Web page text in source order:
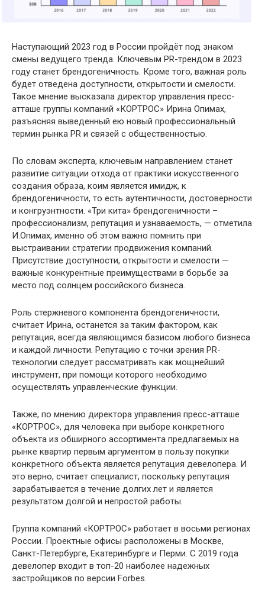
Наступающий 2023 год в России пройдёт под знаком
смены ведущего тренда. Ключевым PR-трендом в 2023
году станет брендогеничность. Кроме того, важная роль
будет отведена доступности, открытости и смелости.
Такое мнение высказала директор управления пресс-
атташе группы компаний «КОРТРОС» Ирина Опимах,
разъясняя выведенный ею новый профессиональный
термин рынка PR и связей с общественностью.
По словам эксперта, ключевым направлением станет
развитие ситуации отхода от практики искусственного
создания образа, коим является имидж, к
брендогеничности, то есть аутентичности, достоверности
и конгруэнтности. «Три кита» брендогеничности –
профессионализм, репутация и узнаваемость, — отметила
И.Опимах, именно об этом важно помнить при
выстраивании стратегии продвижения компаний.
Присутствие доступности, открытости и смелости —
важные конкурентные преимуществами в борьбе за
место под солнцем российского бизнеса.
Роль стержневого компонента брендогеничности,
считает Ирина, останется за таким фактором, как
репутация, всегда являющимся базисом любого бизнеса
и каждой личности. Репутацию с точки зрения PR-
технологии следует рассматривать как мощнейший
инструмент, при помощи которого необходимо
осуществлять управленческие функции.
Также, по мнению директора управления пресс-атташе
«КОРТРОС», для человека при выборе конкретного
объекта из обширного ассортимента предлагаемых на
рынке квартир первым аргументом в пользу покупки
конкретного объекта является репутация девелопера. И
это верно, считает специалист, поскольку репутация
зарабатывается в течение долгих лет и является
результатом долгой и непростой работы.
Группа компаний «КОРТРОС» работает в восьми регионах
России. Проектные офисы расположены в Москве,
Cанкт-Петербурге, Екатеринбурге и Перми. С 2019 года
девелопер входит в топ-20 наиболее надежных
застройщиков по версии Forbes.